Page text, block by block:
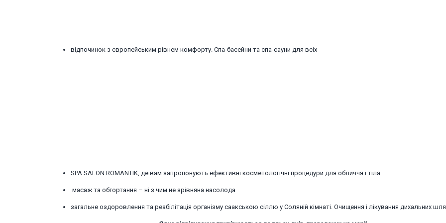
відпочинок з європейським рівнем комфорту. Спа-басейни та спа-сауни для всіх
SPA SALON ROMANTIK, де вам запропонують ефективні косметологічні процедури для обличчя і тіла
масаж та обгортання – ні з чим не зрівняна насолода
загальне оздоровлення та реабілітація організму саакською сіллю у Соляній кімнаті. Очищення і лікування дихальних